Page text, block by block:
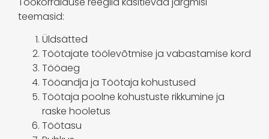
teemasid:
Üldsätted
Töötajate töölevõtmise ja vabastamise kord
Tööaeg
Tööandja ja Töötaja kohustused
Töötaja poolne kohustuste rikkumine ja
raske hooletus
Töötasu